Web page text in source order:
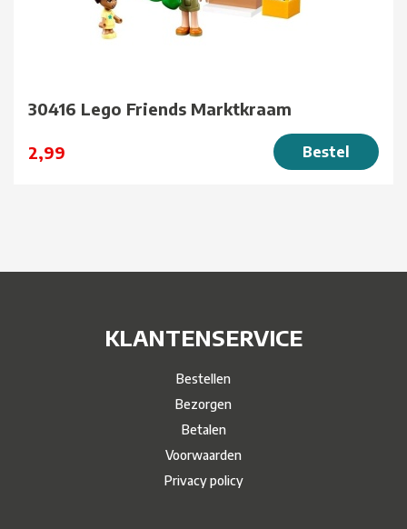
30416 Lego Friends Marktkraam
2,99 Bestel
KLANTENSERVICE
Bestellen
Bezorgen
Betalen
Voorwaarden
Privacy policy